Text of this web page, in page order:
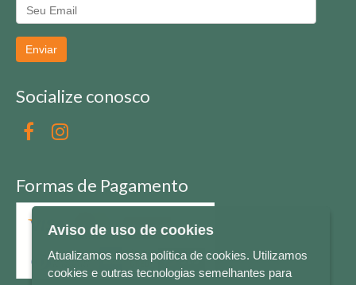
Enviar
Socialize conosco
Formas de Pagamento
Aviso de uso de cookies
Atualizamos nossa política de cookies. Utilizamos
cookies e outras tecnologias semelhantes para